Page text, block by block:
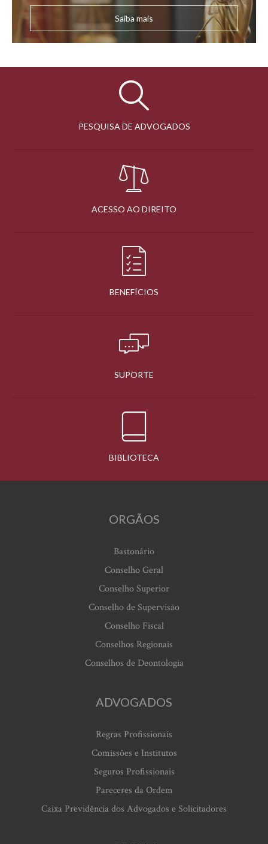
Saiba mais
PESQUISA DE ADVOGADOS
ACESSO AO DIREITO
BENEFÍCIOS
SUPORTE
BIBLIOTECA
ORGÃOS
Bastonário
Conselho Geral
Conselho Superior
Conselho de Supervisão
Conselho Fiscal
Conselhos Regionais
Conselhos de Deontologia
ADVOGADOS
Regras Profissionais
Comissões e Institutos
Seguros Profissionais
Pareceres da Ordem
Caixa Previdência dos Advogados e Solicitadores